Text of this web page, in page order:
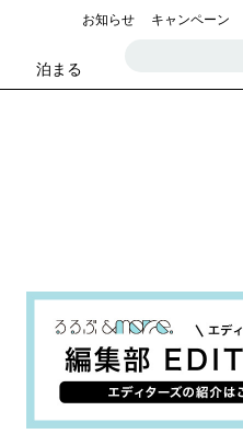
お知らせ キャンペーン
泊まる